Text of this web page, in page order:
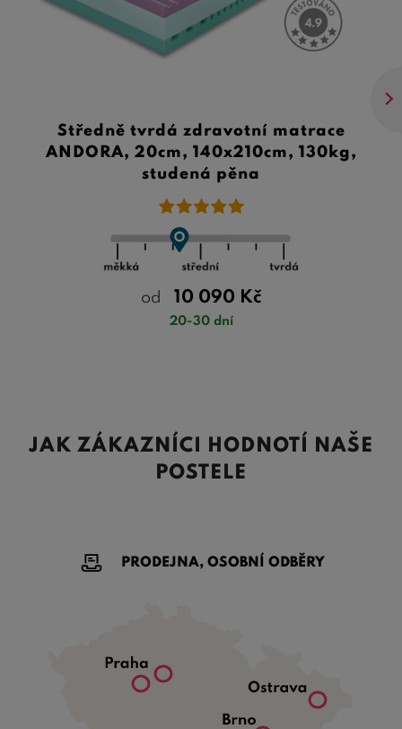
Středně tvrdá zdravotní matrace
ANDORA, 20cm, 140x210cm, 130kg,
studená pěna
od 10 090 Kč
20-30 dní
JAK ZÁKAZNÍCI HODNOTÍ NAŠE
POSTELE
PRODEJNA, OSOBNÍ ODBĚRY